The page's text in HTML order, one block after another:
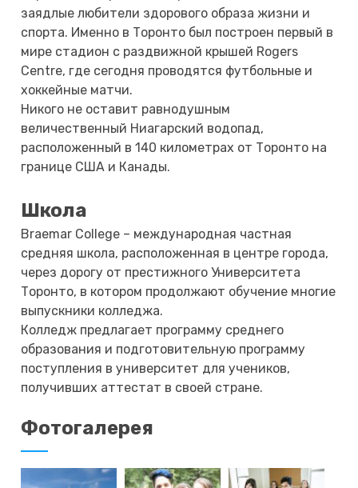
заядлые любители здорового образа жизни и
спорта. Именно в Торонто был построен первый в
мире стадион с раздвижной крышей Rogers
Centre, где сегодня проводятся футбольные и
хоккейные матчи.
Никого не оставит равнодушным
величественный Ниагарский водопад,
расположенный в 140 километрах от Торонто на
границе США и Канады.
Школа
Braemar College – международная частная
средняя школа, расположенная в центре города,
через дорогу от престижного Университета
Торонто, в котором продолжают обучение многие
выпускники колледжа.
Колледж предлагает программу среднего
образования и подготовительную программу
поступления в университет для учеников,
получивших аттестат в своей стране.
Фотогалерея